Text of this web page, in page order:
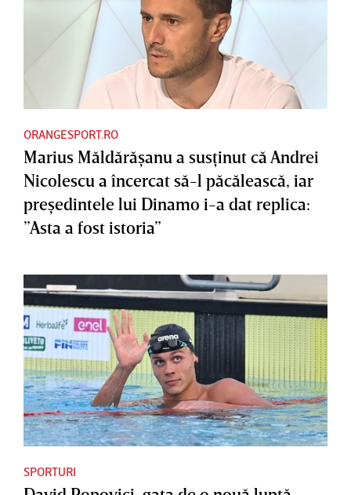
ORANGESPORT.RO
Marius Măldărăşanu a susţinut că Andrei
Nicolescu a încercat să-l păcălească, iar
preşedintele lui Dinamo i-a dat replica:
”Asta a fost istoria”
SPORTURI